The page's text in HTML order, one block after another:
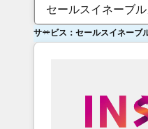
セールスイネーブル
サービス：セールスイネーブ